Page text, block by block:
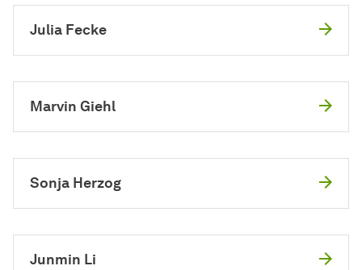
Julia Fecke
Marvin Giehl
Sonja Herzog
Junmin Li